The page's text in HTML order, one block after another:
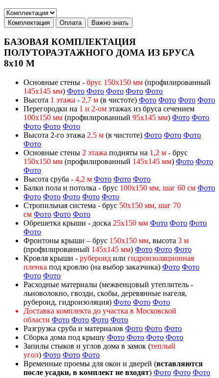
Комплектация Оплата Важно знать
БАЗОВАЯ КОМПЛЕКТАЦИЯ
ПОЛУТОРАЭТАЖНОГО ДОМА ИЗ БРУСА
8х10 М
Основные стены - брус 150х150 мм (профилированный
145х145 мм) Фото Фото Фото Фото Фото
Высота 1 этажа - 2,7 м (в чистоте) Фото Фото Фото Фото
Перегородки на 1 и 2-ом этажах из бруса сечением
100х150 мм (профилированный 95х145 мм) Фото Фото
Фото Фото Фото
Высота 2-го этажа 2.5 м (в чистоте) Фото Фото Фото
Фото
Основные стены 2 этажа подняты на 1 ,2 м - брус
150х150 мм (профилированный 145х145 мм) Фото Фото
Фото
Высота сруба - 4,2 м Фото Фото Фото
Балки пола и потолка - брус 100х150 мм, шаг 60 см Фото
Фото Фото Фото Фото Фото
Стропильная система - брус 50х150 мм, шаг 70
см Фото Фото Фото
Обрешетка крыши - доска 25х150 мм Фото Фото Фото
Фото
Фронтоны крыши – брус 150х150 мм, высота 3 м
(профилированный 145х145 мм) Фото Фото Фото
Кровля крыши - рубероид или гидроизоляционная
пленка под кровлю (на выбор заказчика) Фото Фото
Фото Фото
Расходные материалы (межвенцовый утеплитель -
льноволокно, гвозди, скобы, деревянные нагеля,
рубероид, гидроизоляция) Фото Фото Фото
Доставка комплекта до участка в Московской
области Фото Фото Фото Фото
Разгрузка сруба и материалов Фото Фото Фото
Сборка дома под крышу Фото Фото Фото Фото
Запилы стыков и углов дома в замок (теплый
угол) Фото Фото Фото
Временные проемы для окон и дверей (вставляются
после усадки, в комплект не входят) Фото Фото Фото